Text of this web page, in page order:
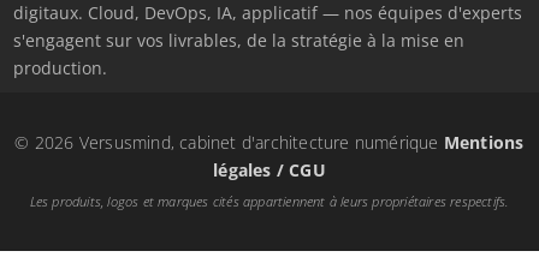
digitaux. Cloud, DevOps, IA, applicatif — nos équipes d'experts
s'engagent sur vos livrables, de la stratégie à la mise en
production.
© 2026 Versusmind, cabinet d'architecture numérique Mentions
légales / CGU
Les produits, logos et marques cités appartiennent à leurs propriétaires respectifs.